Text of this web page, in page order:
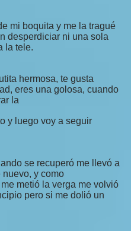
mi boquita y me la tragué
desperdiciar ni una sola
la tele.
hermosa, te gusta
eres una golosa, cuando
la
y luego voy a seguir
se recuperó me llevó a
nuevo, y como
metió la verga me volvió
pero si me dolió un